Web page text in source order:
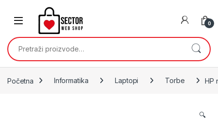
Skip to navigation
0
Pretraži:
Početna Informatika Laptopi Torbe HP
🔍